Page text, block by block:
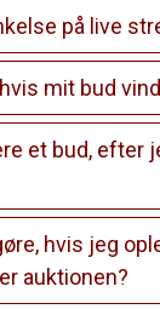
på live
mit bud
et bud, efter
hvis jeg
auktionen?